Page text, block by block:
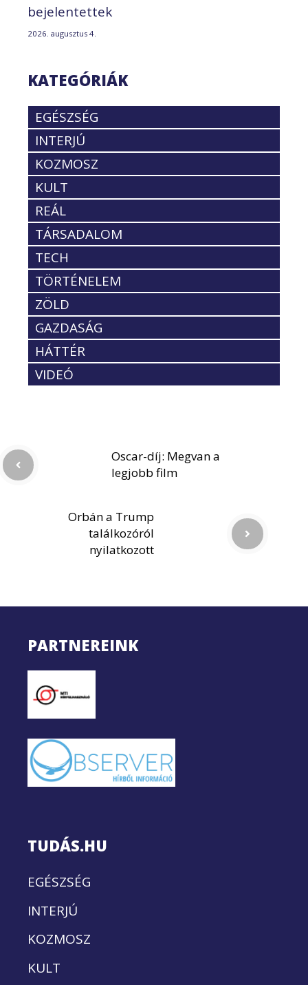
bejelentettek
2026. augusztus 4.
KATEGÓRIÁK
EGÉSZSÉG
INTERJÚ
KOZMOSZ
KULT
REÁL
TÁRSADALOM
TECH
TÖRTÉNELEM
ZÖLD
GAZDASÁG
HÁTTÉR
VIDEÓ
Oscar-díj: Megvan a
legjobb film
Orbán a Trump
találkozóról
nyilatkozott
PARTNEREINK
TUDÁS.HU
EGÉSZSÉG
INTERJÚ
KOZMOSZ
KULT